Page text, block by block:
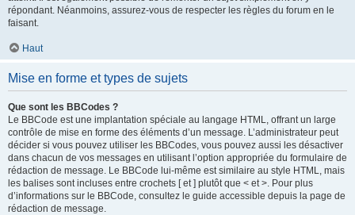
répondant. Néanmoins, assurez-vous de respecter les règles du forum en le
faisant.
Haut
Mise en forme et types de sujets
Que sont les BBCodes ?
Le BBCode est une implantation spéciale au langage HTML, offrant un large
contrôle de mise en forme des éléments d’un message. L’administrateur peut
décider si vous pouvez utiliser les BBCodes, vous pouvez aussi les désactiver
dans chacun de vos messages en utilisant l’option appropriée du formulaire de
rédaction de message. Le BBCode lui-même est similaire au style HTML, mais
les balises sont incluses entre crochets [ et ] plutôt que < et >. Pour plus
d’informations sur le BBCode, consultez le guide accessible depuis la page de
rédaction de message.